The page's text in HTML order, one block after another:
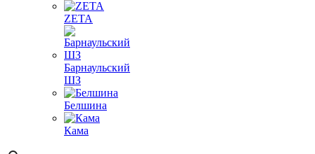
ZETA
Барнаульский
ШЗ
Белшина
Кама